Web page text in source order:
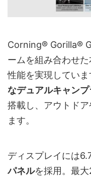
Corning® Gorilla®
ームを組み合わせ
性能を実現していま
なデュアルキャンプ
搭載し、アウトド
ます。
ディスプレイには
パネルを採用。最